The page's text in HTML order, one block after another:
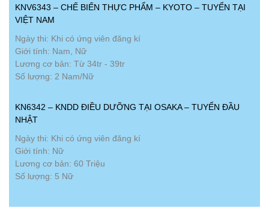
KNV6343 – CHẾ BIẾN THỰC PHẨM – KYOTO – TUYỂN TẠI
VIỆT NAM
Ngày thi: Khi có ứng viên đăng kí
Giới tính: Nam, Nữ
Lương cơ bản: Từ 34tr - 39tr
Số lượng: 2 Nam/Nữ
KN6342 – KNDD ĐIỀU DƯỠNG TẠI OSAKA – TUYỂN ĐẦU
NHẬT
Ngày thi: Khi có ứng viên đăng kí
Giới tính: Nữ
Lương cơ bản: 60 Triệu
Số lượng: 5 Nữ